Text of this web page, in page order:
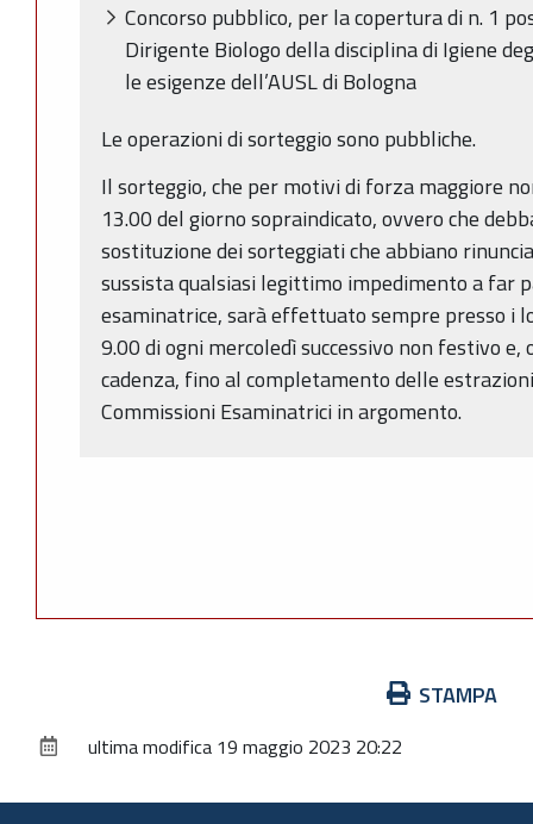
Concorso pubblico, per la copertura di n. 1
Dirigente Biologo della disciplina di Igiene
le esigenze dell’AUSL di Bologna
Le operazioni di sorteggio sono pubbliche.
Il sorteggio, che per motivi di forza maggiore
13.00 del giorno sopraindicato, ovvero che
sostituzione dei sorteggiati che abbiano
sussista qualsiasi legittimo impedimento a far
esaminatrice, sarà effettuato sempre presso i
9.00 di ogni mercoledì successivo non festivo e,
cadenza, fino al completamento delle
Commissioni Esaminatrici in argomento.
documento
STAMPA
ultima modifica 19 maggio 2023 20:22